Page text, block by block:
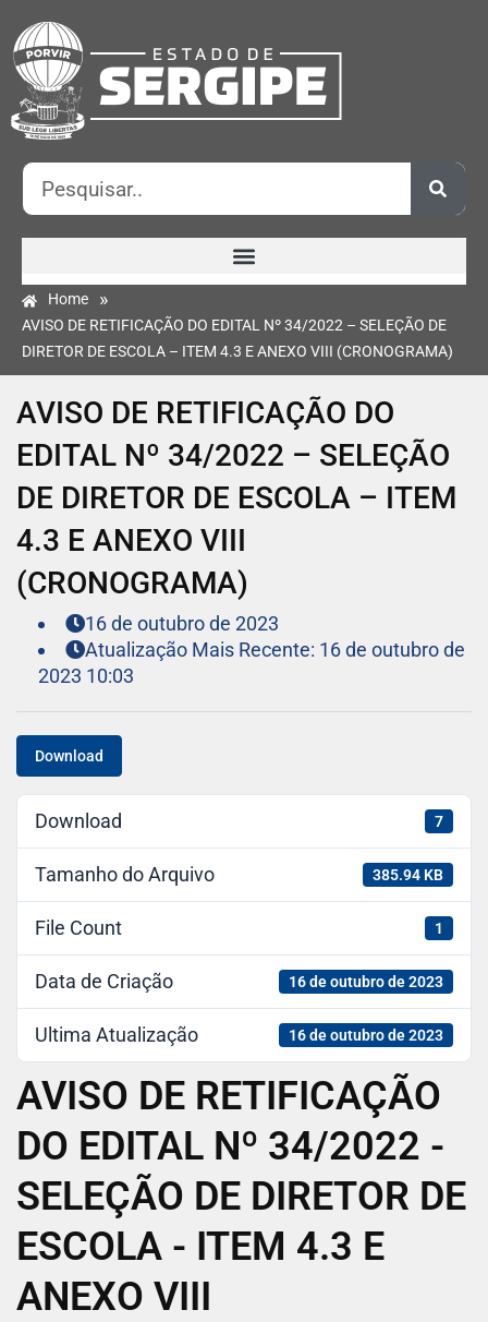
Home »
AVISO DE RETIFICAÇÃO DO EDITAL Nº 34/2022 – SELEÇÃO DE
DIRETOR DE ESCOLA – ITEM 4.3 E ANEXO VIII (CRONOGRAMA)
AVISO DE RETIFICAÇÃO DO
EDITAL Nº 34/2022 – SELEÇÃO
DE DIRETOR DE ESCOLA – ITEM
4.3 E ANEXO VIII
(CRONOGRAMA)
16 de outubro de 2023
Atualização Mais Recente: 16 de outubro de
2023 10:03
Download
Download 7
Tamanho do Arquivo 385.94 KB
File Count 1
Data de Criação 16 de outubro de 2023
Ultima Atualização 16 de outubro de 2023
AVISO DE RETIFICAÇÃO
DO EDITAL Nº 34/2022 -
SELEÇÃO DE DIRETOR DE
ESCOLA - ITEM 4.3 E
ANEXO VIII